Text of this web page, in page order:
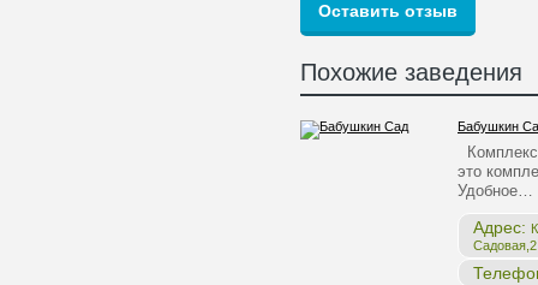
Похожие заведения
Бабушкин
это
Удобное…
Адрес: